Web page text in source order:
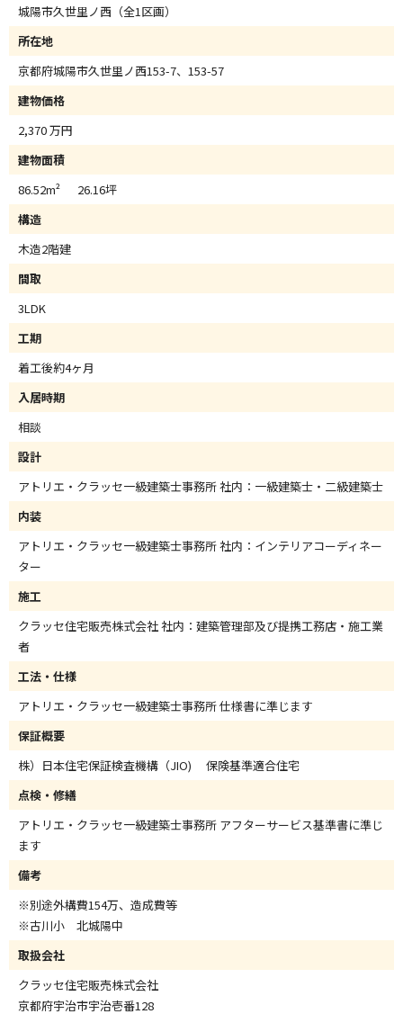
城陽市久世里ノ西（全1区画）
所在地
京都府城陽市久世里ノ西153-7、153-57
建物価格
2,370 万円
建物面積
86.52m² 26.16坪
構造
木造2階建
間取
3LDK
工期
着工後約4ヶ月
入居時期
相談
設計
アトリエ・クラッセ一級建築士事務所 社内：一級建築士・二級建築士
内装
アトリエ・クラッセ一級建築士事務所 社内：インテリアコーディネー
ター
施工
クラッセ住宅販売株式会社 社内：建築管理部及び提携工務店・施工業
者
工法・仕様
アトリエ・クラッセ一級建築士事務所 仕様書に準じます
保証概要
株）日本住宅保証検査機構（JIO) 保険基準適合住宅
点検・修繕
アトリエ・クラッセ一級建築士事務所 アフターサービス基準書に準じ
ます
備考
※別途外構費154万、造成費等
※古川小 北城陽中
取扱会社
クラッセ住宅販売株式会社
京都府宇治市宇治壱番128